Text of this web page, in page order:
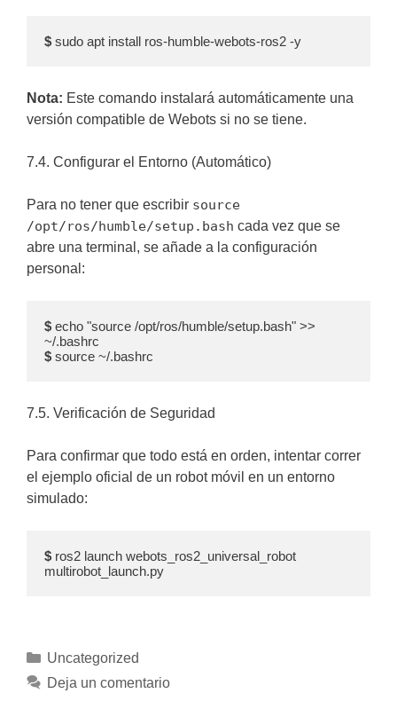
$ sudo apt install ros-humble-webots-ros2 -y
Nota: Este comando instalará automáticamente una
versión compatible de Webots si no se tiene.
7.4. Configurar el Entorno (Automático)
Para no tener que escribir source
/opt/ros/humble/setup.bash cada vez que se
abre una terminal, se añade a la configuración
personal:
$ echo "source /opt/ros/humble/setup.bash" >>
$ source ~/.bashrc
7.5. Verificación de Seguridad
Para confirmar que todo está en orden, intentar correr
el ejemplo oficial de un robot móvil en un entorno
simulado:
$ ros2 launch webots_ros2_universal_robot
multirobot_launch.py
Categorías
Uncategorized
Deja un comentario